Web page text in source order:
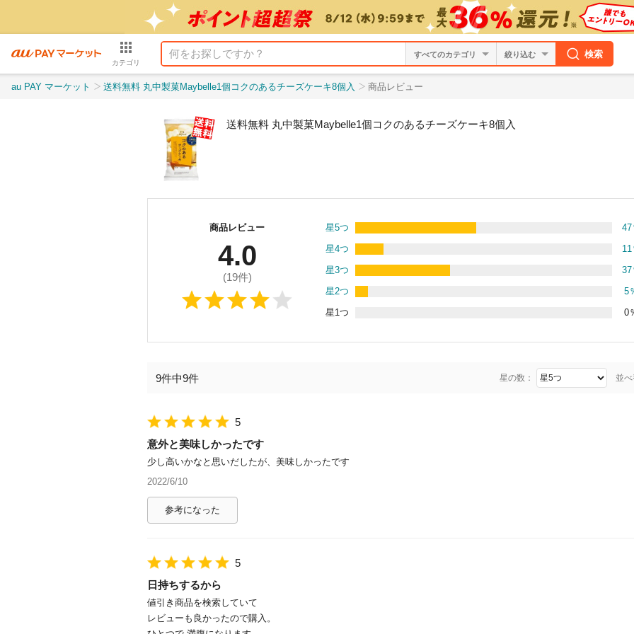
カテゴリ
絞り込む 検索
au PAY マーケット 送料無料 丸中製菓Maybelle1個コクのあるチーズケーキ8個入 商品レビュー
送料無料 丸中製菓Maybelle1個コクのあるチーズケーキ8個入
商品レビュー
4.0
(19件)
星5つ 47
星4つ
11
星3つ
37
星2つ
5
星1つ
0
9件中9件 星の数： 並
5
意外と美味しかったです
少し高いかなと思いだしたが、美味しかったです
2022/6/10
参考になった
5
日持ちするから
値引き商品を検索していて
レビューも良かったので購入。